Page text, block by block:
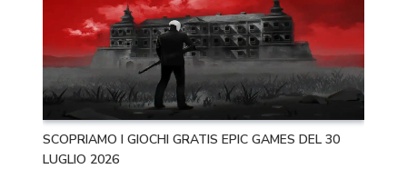
SCOPRIAMO I GIOCHI GRATIS EPIC GAMES DEL 30
LUGLIO 2026